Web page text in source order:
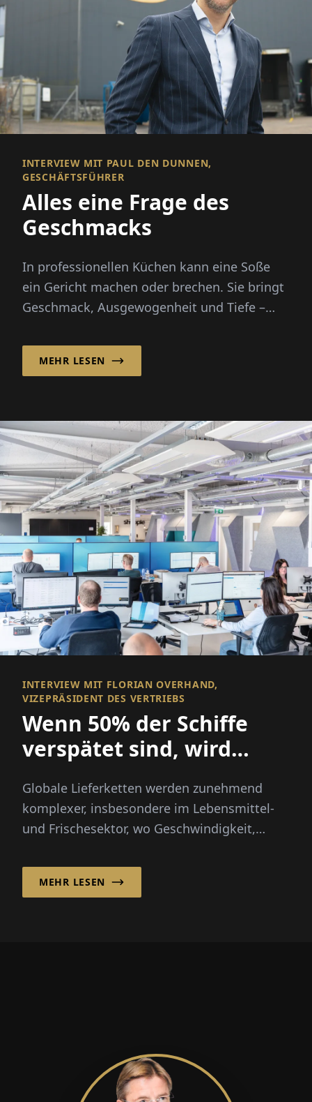
INTERVIEW MIT PAUL DEN DUNNEN,
GESCHÄFTSFÜHRER
Alles eine Frage des
Geschmacks
In professionellen Küchen kann eine Soße
ein Gericht machen oder brechen. Sie bringt
Geschmack, Ausgewogenheit und Tiefe –
Grund auf erfordert Stunden...
MEHR LESEN
INTERVIEW MIT FLORIAN OVERHAND,
VIZEPRÄSIDENT DES VERTRIEBS
Wenn 50% der Schiffe
verspätet sind, wird
Globale Lieferketten werden zunehmend
komplexer, insbesondere im Lebensmittel-
und Frischesektor, wo Geschwindigkeit,
entscheidend sind...
MEHR LESEN